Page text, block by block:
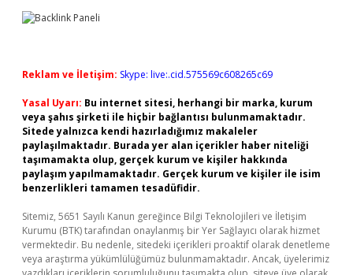
Reklam ve İletişim: Skype: live:.cid.575569c608265c69
Yasal Uyarı: Bu internet sitesi, herhangi bir marka, kurum
veya şahıs şirketi ile hiçbir bağlantısı bulunmamaktadır.
Sitede yalnızca kendi hazırladığımız makaleler
paylaşılmaktadır. Burada yer alan içerikler haber niteliği
taşımamakta olup, gerçek kurum ve kişiler hakkında
paylaşım yapılmamaktadır. Gerçek kurum ve kişiler ile isim
benzerlikleri tamamen tesadüfidir.
Sitemiz, 5651 Sayılı Kanun gereğince Bilgi Teknolojileri ve İletişim
Kurumu (BTK) tarafından onaylanmış bir Yer Sağlayıcı olarak hizmet
vermektedir. Bu nedenle, sitedeki içerikleri proaktif olarak denetleme
veya araştırma yükümlülüğümüz bulunmamaktadır. Ancak, üyelerimiz